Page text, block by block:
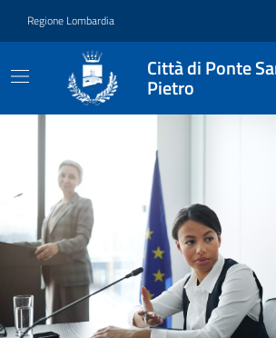
Regione Lombardia
Città di Ponte
Pietro